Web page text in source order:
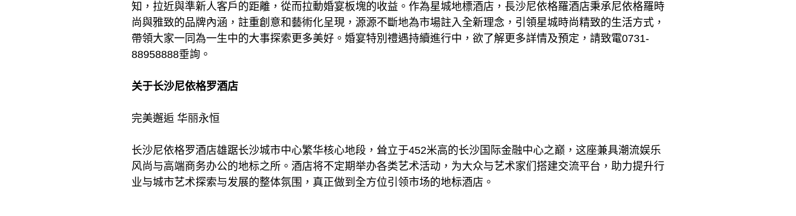
知，拉近與準新人客戶的距離，從而拉動婚宴板塊的收益。作為星城地標酒店，長沙尼依格羅酒店秉承尼依格羅時
尚與雅致的品牌內涵，註重創意和藝術化呈現，源源不斷地為市場註入全新理念，引領星城時尚精致的生活方式，
帶領大家一同為一生中的大事探索更多美好。婚宴特別禮遇持續進行中，欲了解更多詳情及預定，請致電0731-
88958888垂詢。
关于长沙尼依格罗酒店
完美邂逅 华丽永恒
长沙尼依格罗酒店雄踞长沙城市中心繁华核心地段，耸立于452米高的长沙国际金融中心之巅，这座兼具潮流娱乐
风尚与高端商务办公的地标之所。酒店将不定期举办各类艺术活动，为大众与艺术家们搭建交流平台，助力提升行
业与城市艺术探索与发展的整体氛围，真正做到全方位引领市场的地标酒店。